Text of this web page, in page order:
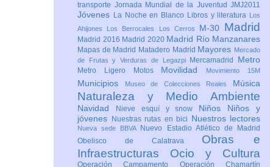
transporte Jornada Mundial de la Juventud JMJ2011
Jóvenes La Noche en Blanco Libros y literatura
Los
Ahijones
Los Berrocales Los Cerros M-30 Madrid
Madrid 2016 Madrid 2020 Madrid Río Manzanares
Mapas de Madrid Matadero Madrid Mayores Mercado
de Frutas y Verduras de Legazpi
Mercamadrid Metro
Metro Ligero Motos Movilidad Movimiento 15M
Municipios Museo de Colecciones Reales Música
Naturaleza y Medio Ambiente
Navidad Nieve esquí y snow Niños Niños y
jóvenes
Nuestras rutas en bici Nuestros lectores
Nueva sede BBVA
Nuevo Estadio Atlético de Madrid
Obelisco de Calatrava Obras e
Infraestructuras Ocio y Cultura
Operación Campamento Operación Chamartín